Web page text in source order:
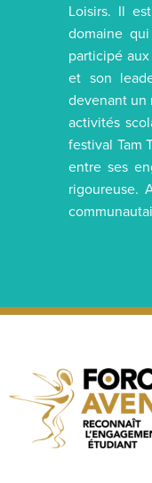
Loisirs. Il
domaine
participé
et son
devenant un
activités
festival Tam
entre ses
rigoureuse.